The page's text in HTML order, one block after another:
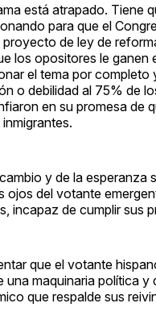
está atrapado. Tiene
para que el
proyecto de ley de
los opositores le ganen
el tema por completo
o debilidad al 75% de
en su promesa de
y de la esperanza
ojos del votante
incapaz de cumplir sus
que el votante
una maquinaria política y
que respalde sus